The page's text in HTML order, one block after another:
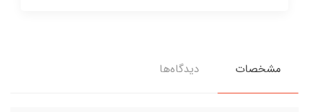
مشخصات دیدگاه‌ها